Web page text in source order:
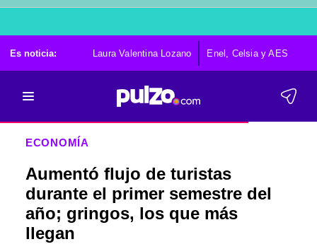
Es noticia: Laura Valentina Lozano Enel, Celsia y AES
ECONOMÍA
Aumentó flujo de turistas
durante el primer semestre del
año; gringos, los que más
llegan